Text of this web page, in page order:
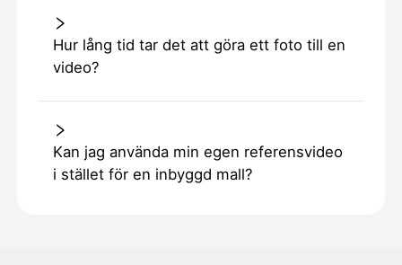
Hur lång tid tar det att göra ett foto till en
video?
Kan jag använda min egen referensvideo
i stället för en inbyggd mall?